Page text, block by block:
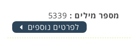
מספר מילים : 5339
לפרטים נוספים